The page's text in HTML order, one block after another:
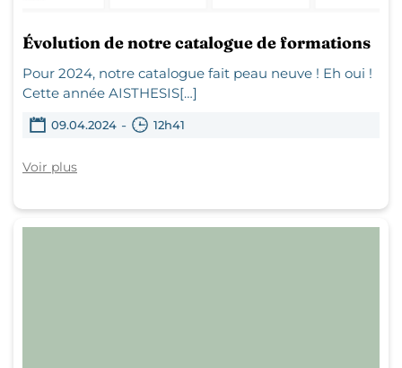
Évolution de notre catalogue de formations
Pour 2024, notre catalogue fait peau neuve ! Eh oui !
Cette année AISTHESIS[…]
09.04.2024 - 12h41
Voir plus